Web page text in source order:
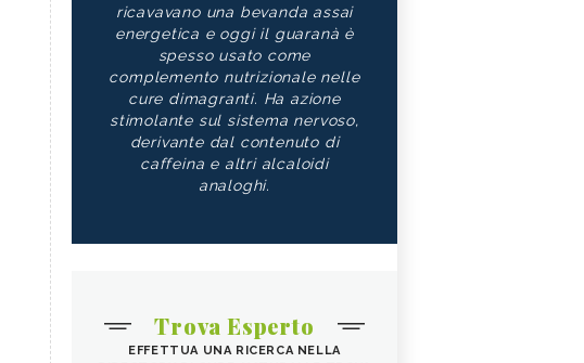
ricavavano una bevanda assai
energetica e oggi il guaranà è
spesso usato come
complemento nutrizionale nelle
cure dimagranti. Ha azione
stimolante sul sistema nervoso,
derivante dal contenuto di
caffeina e altri alcaloidi
analoghi.
Trova Esperto
EFFETTUA UNA RICERCA NELLA